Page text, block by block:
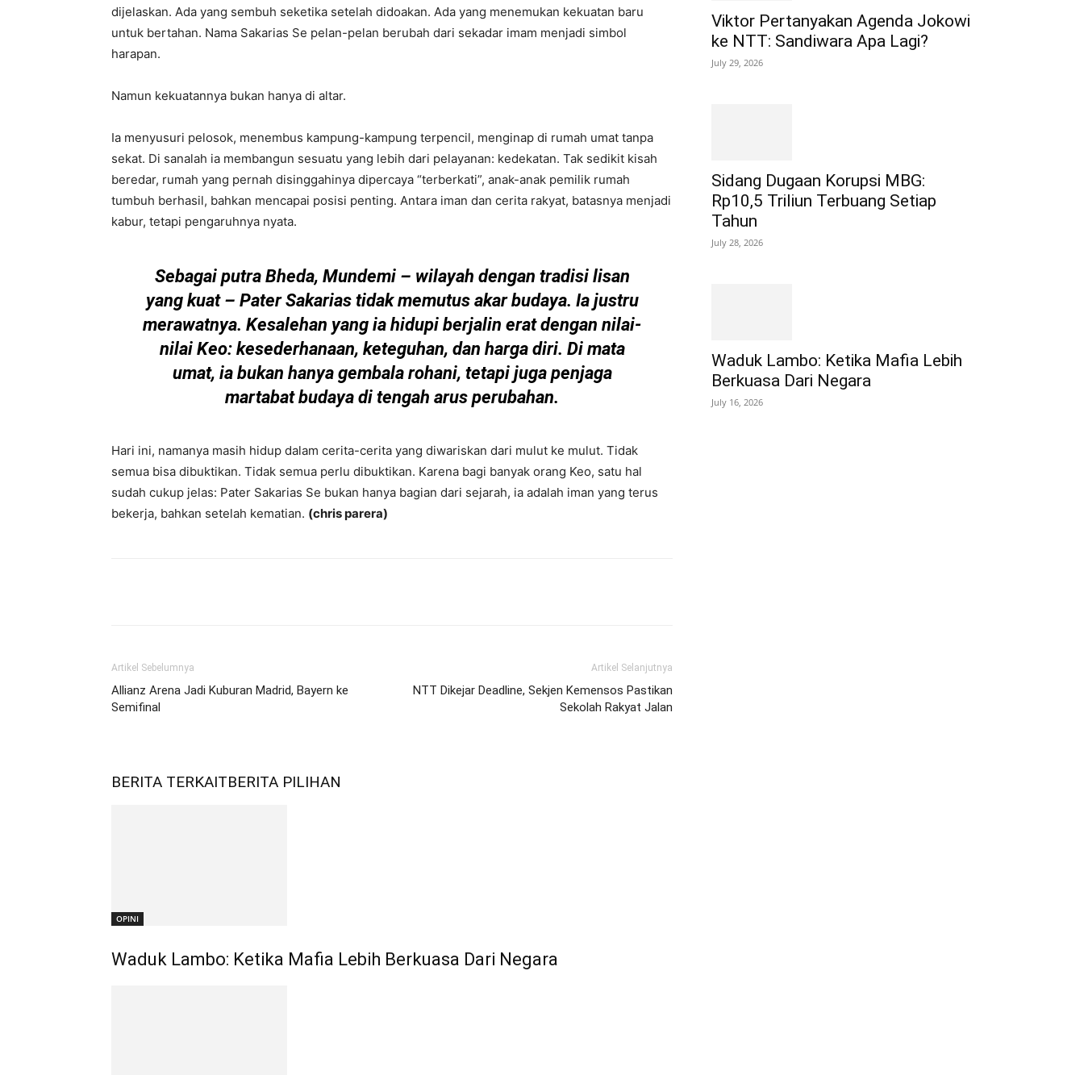
dijelaskan. Ada yang sembuh seketika setelah didoakan. Ada yang menemukan kekuatan baru
untuk bertahan. Nama Sakarias Se pelan-pelan berubah dari sekadar imam menjadi simbol
harapan.
Namun kekuatannya bukan hanya di altar.
Ia menyusuri pelosok, menembus kampung-kampung terpencil, menginap di rumah umat tanpa
sekat. Di sanalah ia membangun sesuatu yang lebih dari pelayanan: kedekatan. Tak sedikit kisah
beredar, rumah yang pernah disinggahinya dipercaya “terberkati”, anak-anak pemilik rumah
tumbuh berhasil, bahkan mencapai posisi penting. Antara iman dan cerita rakyat, batasnya menjadi
kabur, tetapi pengaruhnya nyata.
Sebagai putra Bheda, Mundemi – wilayah dengan tradisi lisan
yang kuat – Pater Sakarias tidak memutus akar budaya. Ia justru
merawatnya. Kesalehan yang ia hidupi berjalin erat dengan nilai-
nilai Keo: kesederhanaan, keteguhan, dan harga diri. Di mata
umat, ia bukan hanya gembala rohani, tetapi juga penjaga
martabat budaya di tengah arus perubahan.
Hari ini, namanya masih hidup dalam cerita-cerita yang diwariskan dari mulut ke mulut. Tidak
semua bisa dibuktikan. Tidak semua perlu dibuktikan. Karena bagi banyak orang Keo, satu hal
sudah cukup jelas: Pater Sakarias Se bukan hanya bagian dari sejarah, ia adalah iman yang terus
bekerja, bahkan setelah kematian. (chris parera)
Artikel Sebelumnya
Allianz Arena Jadi Kuburan Madrid, Bayern ke
Semifinal
Artikel Selanjutnya
NTT Dikejar Deadline, Sekjen Kemensos Pastikan
Sekolah Rakyat Jalan
BERITA TERKAITBERITA PILIHAN
OPINI
Waduk Lambo: Ketika Mafia Lebih Berkuasa Dari Negara
Viktor Pertanyakan Agenda Jokowi
ke NTT: Sandiwara Apa Lagi?
July 29, 2026
Sidang Dugaan Korupsi MBG:
Rp10,5 Triliun Terbuang Setiap
Tahun
July 28, 2026
Waduk Lambo: Ketika Mafia Lebih
Berkuasa Dari Negara
July 16, 2026